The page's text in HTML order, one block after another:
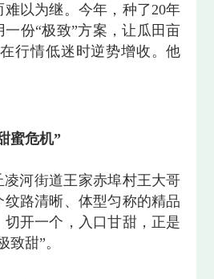
以为继。今年，种了20年
份“极致”方案，让瓜田亩
行情低迷时逆势增收。他
蜜危机”
凌河街道王家赤埠村王大哥
纹路清晰、体型匀称的精品
开一个，入口甘甜，正是
致甜”。